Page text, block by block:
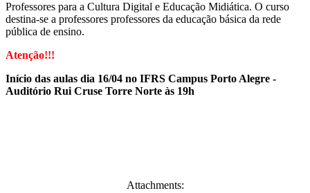
Professores para a Cultura Digital e Educação Midiática. O curso
destina-se a professores professores da educação básica da rede
pública de ensino.
Atenção!!!
Início das aulas dia 16/04 no IFRS Campus Porto Alegre -
Auditório Rui Cruse Torre Norte às 19h
Attachments: